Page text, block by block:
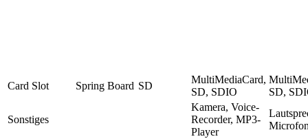
Card Slot Spring Board SD
MultiMediaCard,
SD, SDIO
SD,
Sonstiges
Kamera, Voice-
Recorder, MP3-
Player